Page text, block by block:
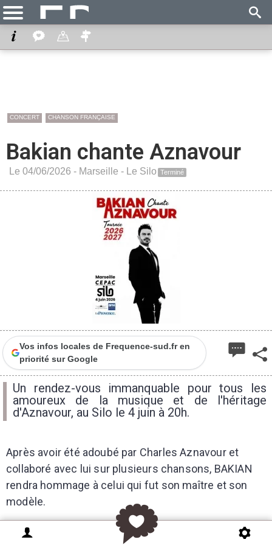
CONCERT CHANSON FRANÇAISE
Bakian chante Aznavour
Le 04/06/2026 - Marseille - Le Silo Terminé
Vos infos locales de Frequence-sud.fr en
priorité sur Google
Un rendez-vous immanquable pour tous les
amoureux de la musique et de l'héritage
d'Aznavour, au Silo le 4 juin à 20h.
Après avoir été adoubé par Charles Aznavour et
collaboré avec lui sur plusieurs chansons, BAKIAN
rendra hommage à celui qui fut son maître et son
modèle.
À l’approche de son concert sur la scène mythique